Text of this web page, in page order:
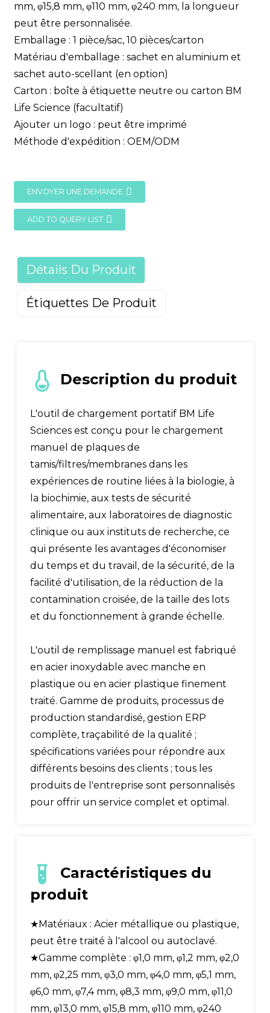
mm, φ15,8 mm, φ110 mm, φ240 mm, la longueur
peut être personnalisée.
Emballage : 1 pièce/sac, 10 pièces/carton
Matériau d'emballage : sachet en aluminium et
sachet auto-scellant (en option)
Carton : boîte à étiquette neutre ou carton BM
Life Science (facultatif)
Ajouter un logo : peut être imprimé
Méthode d'expédition : OEM/ODM
ENVOYER UNE DEMANDE
ADD TO QUERY LIST
Détails Du Produit
Étiquettes De Produit
Description du produit
L'outil de chargement portatif BM Life
Sciences est conçu pour le chargement
manuel de plaques de
tamis/filtres/membranes dans les
expériences de routine liées à la biologie, à
la biochimie, aux tests de sécurité
alimentaire, aux laboratoires de diagnostic
clinique ou aux instituts de recherche, ce
qui présente les avantages d'économiser
du temps et du travail, de la sécurité, de la
facilité d'utilisation, de la réduction de la
contamination croisée, de la taille des lots
et du fonctionnement à grande échelle.
L'outil de remplissage manuel est fabriqué
en acier inoxydable avec manche en
plastique ou en acier plastique finement
traité. Gamme de produits, processus de
production standardisé, gestion ERP
complète, traçabilité de la qualité ;
spécifications variées pour répondre aux
différents besoins des clients ; tous les
produits de l'entreprise sont personnalisés
pour offrir un service complet et optimal.
Caractéristiques du
produit
★Matériaux : Acier métallique ou plastique,
peut être traité à l'alcool ou autoclavé.
★Gamme complète : φ1,0 mm, φ1,2 mm, φ2,0
mm, φ2,25 mm, φ3,0 mm, φ4,0 mm, φ5,1 mm,
φ6,0 mm, φ7,4 mm, φ8,3 mm, φ9,0 mm, φ11,0
mm, φ13,0 mm, φ15,8 mm, φ110 mm, φ240